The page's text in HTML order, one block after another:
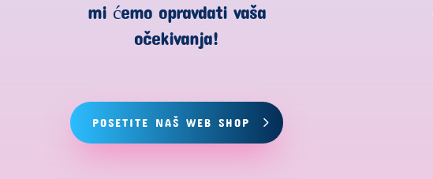
mi ćemo opravdati vaša
očekivanja!
POSETITE NAŠ WEB SHOP